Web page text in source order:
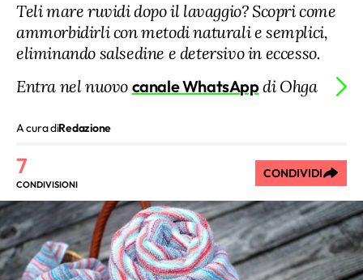
Teli mare ruvidi dopo il lavaggio? Scopri come
ammorbidirli con metodi naturali e semplici,
eliminando salsedine e detersivo in eccesso.
Entra nel nuovo canale WhatsAppdi Ohga
A cura diRedazione
7
CONDIVISIONI
CONDIVIDI